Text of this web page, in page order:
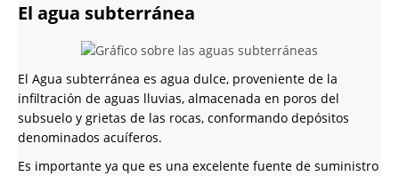
El agua subterránea
El Agua subterránea es agua dulce, proveniente de la
infiltración de aguas lluvias, almacenada en poros del
subsuelo y grietas de las rocas, conformando depósitos
denominados acuíferos.
Es importante ya que es una excelente fuente de suministro